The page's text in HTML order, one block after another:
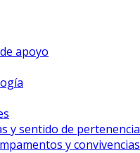
apoyo
y sentido de pertenencia
y convivencias